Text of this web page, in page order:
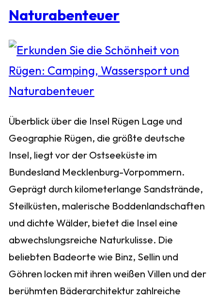
Naturabenteuer
Überblick über die Insel Rügen Lage und
Geographie Rügen, die größte deutsche
Insel, liegt vor der Ostseeküste im
Bundesland Mecklenburg-Vorpommern.
Geprägt durch kilometerlange Sandstrände,
Steilküsten, malerische Boddenlandschaften
und dichte Wälder, bietet die Insel eine
abwechslungsreiche Naturkulisse. Die
beliebten Badeorte wie Binz, Sellin und
Göhren locken mit ihren weißen Villen und der
berühmten Bäderarchitektur zahlreiche